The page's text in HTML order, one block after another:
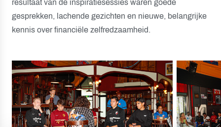
resultaat van de inspiratiesessies waren goede
gesprekken, lachende gezichten en nieuwe, belangrijke
kennis over financiële zelfredzaamheid.